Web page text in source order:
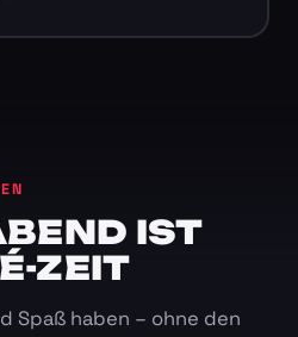
IST
ZEIT
Spaß haben – ohne den